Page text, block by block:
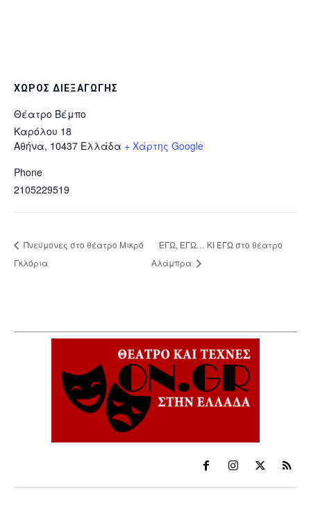
ΧΏΡΟΣ ΔΙΕΞΑΓΩΓΉΣ
Θέατρο Βέμπο
Καρόλου 18
Αθήνα, 10437 Ελλάδα + Χάρτης Google
Phone
2105229519
Πνεύμονες στο θέατρο Μικρό
Γκλόρια
ΕΓΩ, ΕΓΩ… ΚΙ ΕΓΩ στο θέατρο
Αλάμπρα